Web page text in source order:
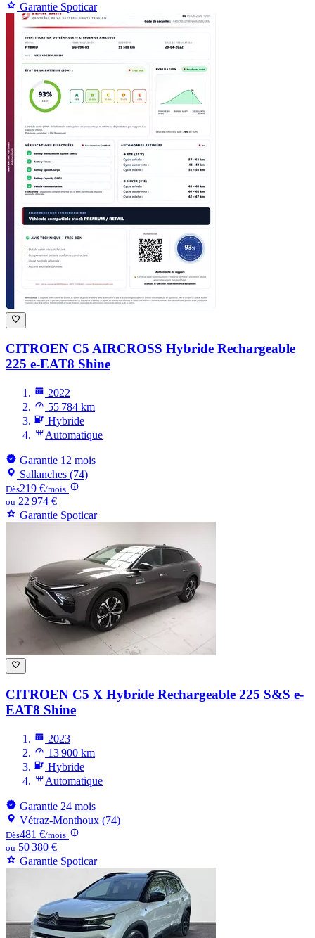
Garantie Spoticar
CITROEN C5 AIRCROSS Hybride Rechargeable
225 e-EAT8 Shine
2022
55 784 km
Hybride
Automatique
Garantie 12 mois
Sallanches (74)
Dès219 €/mois
ou 22 974 €
Garantie Spoticar
CITROEN C5 X Hybride Rechargeable 225 S&S e-
EAT8 Shine
2023
13 900 km
Hybride
Automatique
Garantie 24 mois
Vétraz-Monthoux (74)
Dès481 €/mois
ou 50 380 €
Garantie Spoticar